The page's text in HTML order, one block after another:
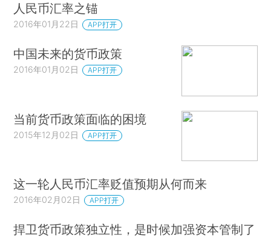
人民币汇率之锚
2016年01月22日 APP打开
中国未来的货币政策
2016年01月02日 APP打开
当前货币政策面临的困境
2015年12月02日 APP打开
这一轮人民币汇率贬值预期从何而来
2016年02月02日 APP打开
捍卫货币政策独立性，是时候加强资本管制了